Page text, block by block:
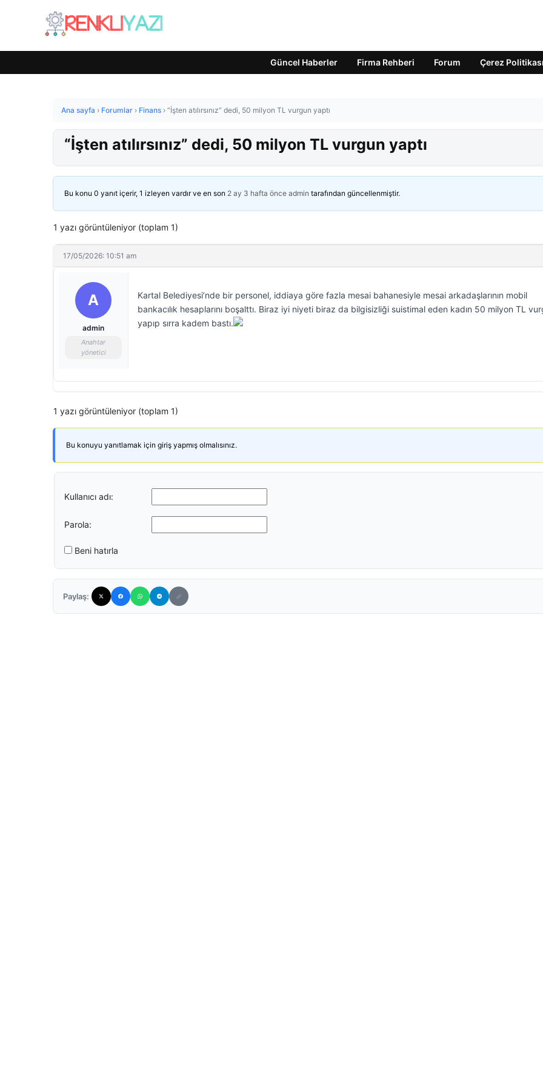
Güncel Haberler Firma Rehberi Forum Çerez Politikası
Ana sayfa › Forumlar › Finans › “İşten atılırsınız” dedi, 50 milyon TL vurgun yaptı
“İşten atılırsınız” dedi, 50 milyon TL vurgun yaptı
Bu konu 0 yanıt içerir, 1 izleyen vardır ve en son 2 ay 3 hafta önce admin tarafından güncellenmiştir.
1 yazı görüntüleniyor (toplam 1)
17/05/2026: 10:51 am
A
admin
Anahtar
yönetici
Kartal Belediyesi’nde bir personel, iddiaya göre fazla mesai bahanesiyle mesai arkadaşlarının mobil
bankacılık hesaplarını boşalttı. Biraz iyi niyeti biraz da bilgisizliği suistimal eden kadın 50 milyon TL
yapıp sırra kadem bastı.
1 yazı görüntüleniyor (toplam 1)
Bu konuyu yanıtlamak için giriş yapmış olmalısınız.
Kullanıcı adı:
Parola:
Beni hatırla
Paylaş: